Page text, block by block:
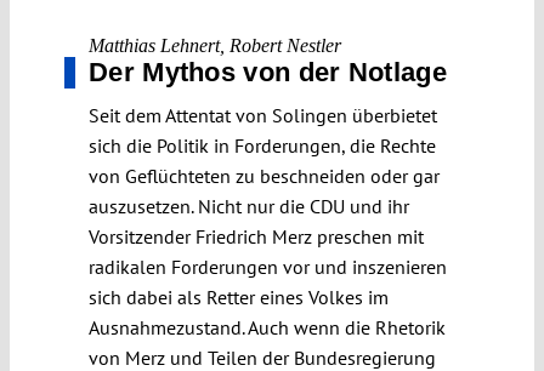
Matthias Lehnert, Robert Nestler
Der Mythos von der Notlage
Seit dem Attentat von Solingen überbietet
sich die Politik in Forderungen, die Rechte
von Geflüchteten zu beschneiden oder gar
auszusetzen. Nicht nur die CDU und ihr
Vorsitzender Friedrich Merz preschen mit
radikalen Forderungen vor und inszenieren
sich dabei als Retter eines Volkes im
Ausnahmezustand. Auch wenn die Rhetorik
von Merz und Teilen der Bundesregierung